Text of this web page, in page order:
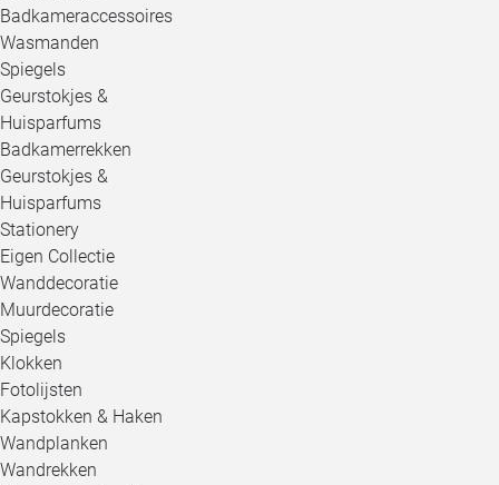
Badkameraccessoires
Wasmanden
Spiegels
Geurstokjes &
Huisparfums
Badkamerrekken
Geurstokjes &
Huisparfums
Stationery
Eigen Collectie
Wanddecoratie
Muurdecoratie
Spiegels
Klokken
Fotolijsten
Kapstokken & Haken
Wandplanken
Wandrekken